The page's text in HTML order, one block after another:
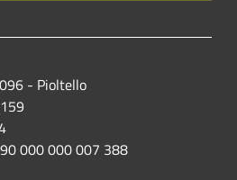
- Pioltello
000 000 007 388